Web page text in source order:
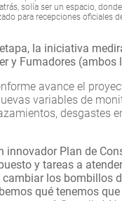
solía ser un espacio,
para recepciones oficiales
la iniciativa
y Fumadores
avance el
variables de
desgastes
innovador Plan de
y tareas a
los bombillos
qué tenemos